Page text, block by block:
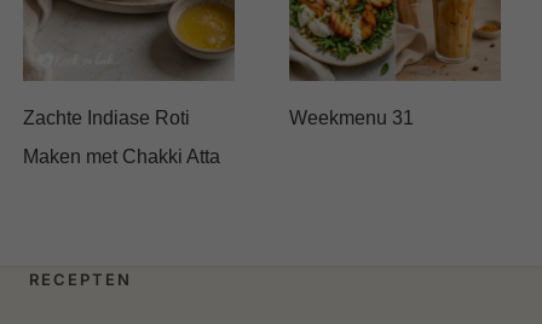
Zachte Indiase Roti
Maken met Chakki Atta
Weekmenu 31
RECEPTEN